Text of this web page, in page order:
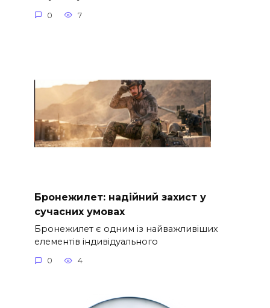
0 7
Бронежилет: надійний захист у
сучасних умовах
Бронежилет є одним із найважливіших
елементів індивідуального
0 4